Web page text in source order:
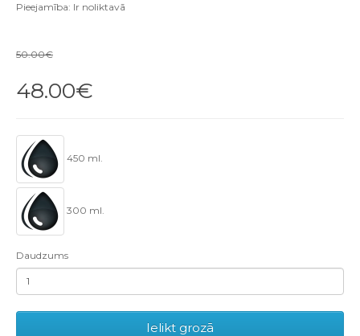
Pieejamība: Ir noliktavā
50.00€
48.00€
450 ml.
300 ml.
Daudzums
Ielikt grozā